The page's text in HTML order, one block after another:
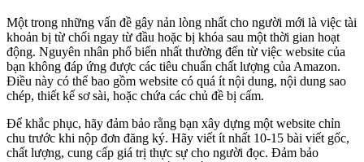
Một trong những vấn đề gây nản lòng nhất cho người mới là việc tài
khoản bị từ chối ngay từ đầu hoặc bị khóa sau một thời gian hoạt
động. Nguyên nhân phổ biến nhất thường đến từ việc website của
bạn không đáp ứng được các tiêu chuẩn chất lượng của Amazon.
Điều này có thể bao gồm website có quá ít nội dung, nội dung sao
chép, thiết kế sơ sài, hoặc chứa các chủ đề bị cấm.
Để khắc phục, hãy đảm bảo rằng bạn xây dựng một website chỉn
chu trước khi nộp đơn đăng ký. Hãy viết ít nhất 10-15 bài viết gốc,
chất lượng, cung cấp giá trị thực sự cho người đọc. Đảm bảo